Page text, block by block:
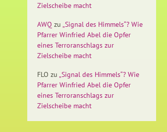
Zielscheibe macht
AWQ zu „Signal des Himmels“? Wie
Pfarrer Winfried Abel die Opfer
eines Terroranschlags zur
Zielscheibe macht
FLO zu „Signal des Himmels“? Wie
Pfarrer Winfried Abel die Opfer
eines Terroranschlags zur
Zielscheibe macht